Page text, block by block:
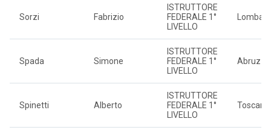
Sorzi Fabrizio
ISTRUTTORE
FEDERALE 1°
LIVELLO
Spada Simone
ISTRUTTORE
FEDERALE 1°
LIVELLO
Abruzzo
Spinetti Alberto
ISTRUTTORE
FEDERALE 1°
LIVELLO
Toscana